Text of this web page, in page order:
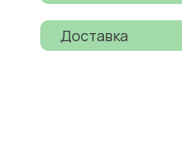
Доставка